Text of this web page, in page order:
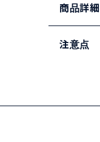
商品詳細
注意点